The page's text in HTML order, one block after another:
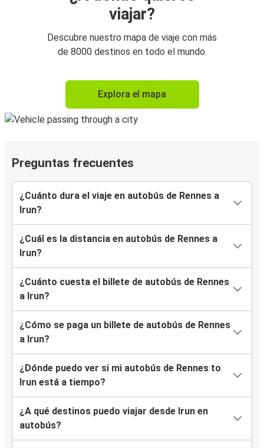
viajar?
Descubre nuestro mapa de viaje con más
de 8000 destinos en todo el mundo.
Explora el mapa
Preguntas frecuentes
¿Cuánto dura el viaje en autobús de Rennes a
Irun?
¿Cuál es la distancia en autobús de Rennes a
Irun?
¿Cuánto cuesta el billete de autobús de Rennes
a Irun?
¿Cómo se paga un billete de autobús de Rennes
a Irun?
¿Dónde puedo ver si mi autobús de Rennes to
Irun está a tiempo?
¿A qué destinos puedo viajar desde Irun en
autobús?